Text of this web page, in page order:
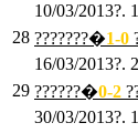
10/03/2013?.
28 ???????�1-0
16/03/2013?.
29 ??????�0-2
30/03/2013?.